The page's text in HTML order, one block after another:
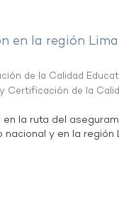
en la región Lima
de la Calidad
Certificación de la
la ruta del
y en la región